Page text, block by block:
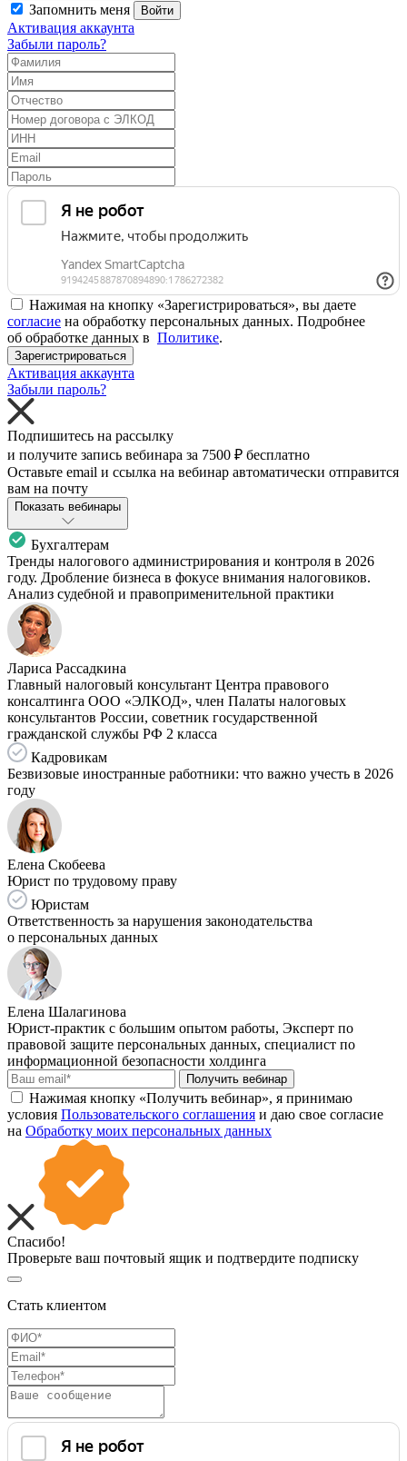
Запомнить меня Войти
Активация аккаунта
Забыли пароль?
Нажимая на кнопку «Зарегистрироваться», вы даете
согласие на обработку персональных данных. Подробнее
об обработке данных в Политике.
Зарегистрироваться
Активация аккаунта
Забыли пароль?
Подпишитесь на рассылку
и получите запись вебинара за 7500 ₽ бесплатно
Оставьте email и ссылка на вебинар автоматически отправится
вам на почту
Показать вебинары
Бухгалтерам
Тренды налогового администрирования и контроля в 2026
году. Дробление бизнеса в фокусе внимания налоговиков.
Анализ судебной и правоприменительной практики
Лариса Рассадкина
Главный налоговый консультант Центра правового
консалтинга ООО «ЭЛКОД», член Палаты налоговых
консультантов России, советник государственной
гражданской службы РФ 2 класса
Кадровикам
Безвизовые иностранные работники: что важно учесть в 2026
году
Елена Скобеева
Юрист по трудовому праву
Юристам
Ответственность за нарушения законодательства
о персональных данных
Елена Шалагинова
Юрист-практик с большим опытом работы, Эксперт по
правовой защите персональных данных, специалист по
информационной безопасности холдинга
Получить вебинар
Нажимая кнопку «Получить вебинар», я принимаю
условия Пользовательского соглашения и даю свое согласие
на Обработку моих персональных данных
Спасибо!
Проверьте ваш почтовый ящик и подтвердите подписку
Стать клиентом